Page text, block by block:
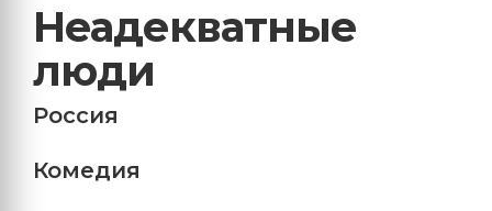
Неадекватные
люди
Россия
Комедия